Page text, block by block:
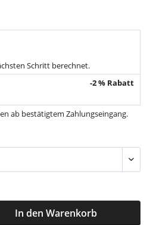
Schritt berechnet.
-2 % Rabatt
ab bestätigtem Zahlungseingang.
In den Warenkorb